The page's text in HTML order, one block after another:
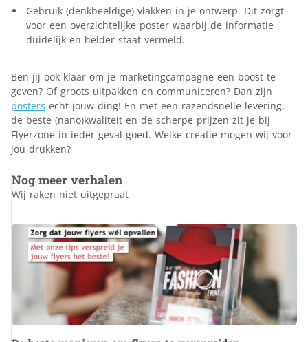
Gebruik (denkbeeldige) vlakken in je ontwerp. Dit zorgt
voor een overzichtelijke poster waarbij de informatie
duidelijk en helder staat vermeld.
Ben jij ook klaar om je marketingcampagne een boost te
geven? Of groots uitpakken en communiceren? Dan zijn
posters echt jouw ding! En met een razendsnelle levering,
de beste (nano)kwaliteit en de scherpe prijzen zit je bij
Flyerzone in ieder geval goed. Welke creatie mogen wij voor
jou drukken?
Nog meer verhalen
Wij raken niet uitgepraat